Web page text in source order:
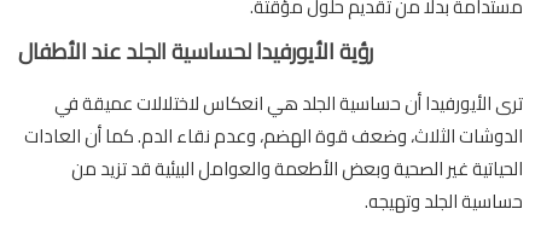
رؤية الأيورفيدا لحساسية الجلد عند الأطفال
ترى الأيورفيدا أن حساسية الجلد هي انعكاس لاختلالات عميقة في
الدوشات الثلاث، وضعف قوة الهضم، وعدم نقاء الدم. كما أن العادات
الحياتية غير الصحية وبعض الأطعمة والعوامل البيئية قد تزيد من
حساسية الجلد وتهيجه.